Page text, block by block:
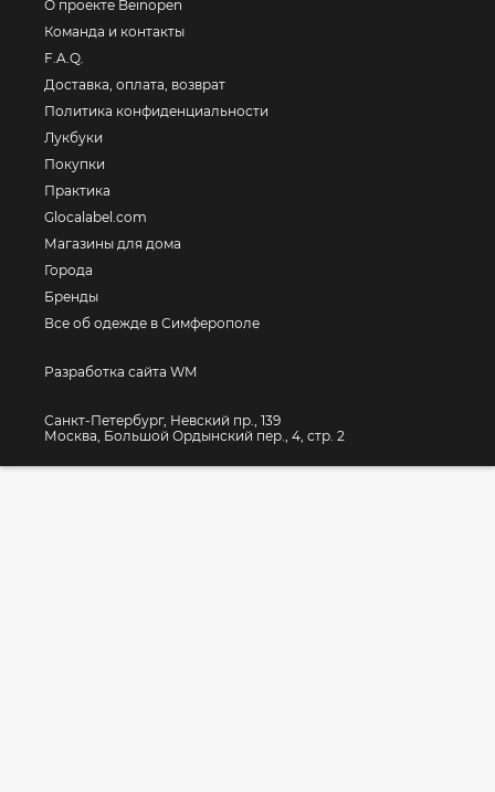
О проекте Beinopen
Команда и контакты
F.A.Q.
Доставка, оплата, возврат
Политика конфиденциальности
Лукбуки
Покупки
Практика
Glocalabel.com
Магазины для дома
Города
Бренды
Все об одежде в Симферополе
Разработка сайта WM
Санкт-Петербург, Невский пр., 139
Москва, Большой Ордынский пер., 4, стр. 2